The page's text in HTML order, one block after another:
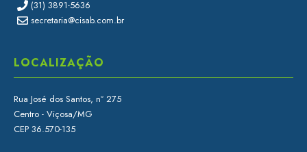
(31) 3891-5636
secretaria@cisab.com.br
LOCALIZAÇÃO
Rua José dos Santos, nº 275
Centro - Viçosa/MG
CEP 36.570-135